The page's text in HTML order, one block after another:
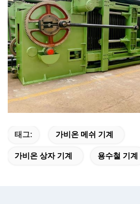
태그: 가비온 메쉬 기계
가비온 상자 기계 용수철 기계